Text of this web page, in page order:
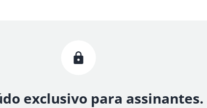
exclusivo para assinantes.